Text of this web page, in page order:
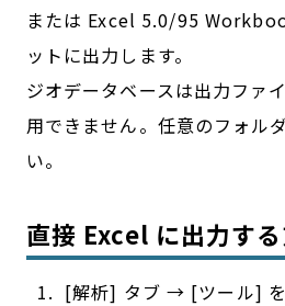
または Excel 5.0/95
ットに出力します。
ジオデータベースは出力ファ
用できません。任意のフォル
い。
直接 Excel に出力す
[解析] タブ → [ツール]